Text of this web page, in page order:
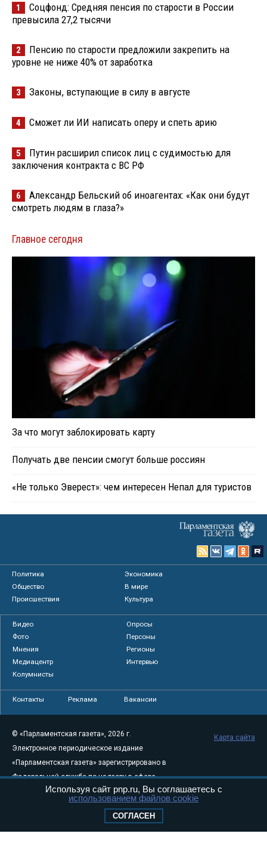
1
Соцфонд: Средняя пенсия по старости в России
превысила 27,2 тысячи
2
Пенсию по старости предложили закрепить на
уровне не ниже 40% от заработка
3 Законы, вступающие в силу в августе
4 Сможет ли ИИ написать оперу и спеть арию
5
Путин расширил список лиц с судимостью для
заключения контракта с ВС РФ
6
Александр Бельский об иноагентах: «Как они будут
смотреть людям в глаза?»
Главное сегодня
За что могут заблокировать карту
Получать две пенсии смогут больше россиян
«Не только Эверест»: чем интересен Непал для туристов
Политика
Экономика
Общество
В мире
Происшествия
Культура
Видео
Опросы
Фото
Персоны
Мнения
Регионы
Медиацентр
Интервью
Колумнисты
Контакты Реклама Вакансии
© «Парламентская газета», 2026 г.
Электронное периодическое издание
«Парламентская газета» зарегистрировано в
Федеральной службе по надзору в сфере
связи, информационных технологий и
массовых коммуникаций (Роскомнадзор) 05
Свидетельство о регистрации Эл № ФС77-
Карта сайта
Используя сайт pnp.ru, Вы соглашаетесь с
использованием файлов cookie
СОГЛАСЕН